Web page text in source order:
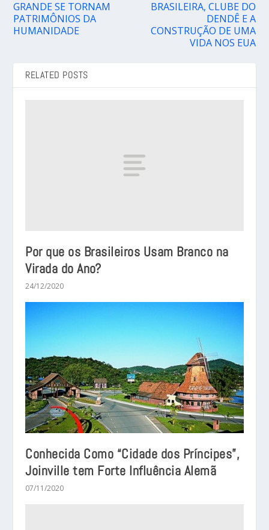
GRANDE SE TORNAM
PATRIMÔNIOS DA
HUMANIDADE
BRASILEIRA, CLUBE DO
DENDÊ E A
CONSTRUÇÃO DE UMA
VIDA NOS EUA
RELATED POSTS
Por que os Brasileiros Usam Branco na
Virada do Ano?
24/12/2020
Conhecida Como “Cidade dos Príncipes”,
Joinville tem Forte Influência Alemã
07/11/2020